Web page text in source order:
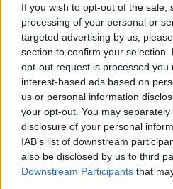
If you wish to opt-out of the sale,
processing of your personal or
targeted advertising by us,
section to confirm your
opt-out request is processed you
interest-based ads based on
us or personal information
your opt-out. You may
disclosure of your personal
IAB’s list of downstream
also be disclosed by us to third
Downstream Participants that
INSIDE STORIES
Δείτε τι γίνεται όταν
το αλάτι από τον γιο
τα γέλια (βίντεο)
12:20 @25-11-2014